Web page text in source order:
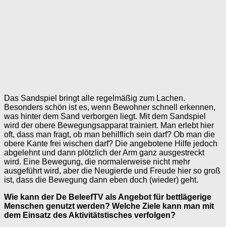
Das Sandspiel bringt alle regelmäßig zum Lachen.
Besonders schön ist es, wenn Bewohner schnell erkennen,
was hinter dem Sand verborgen liegt. Mit dem Sandspiel
wird der obere Bewegungsapparat trainiert. Man erlebt hier
oft, dass man fragt, ob man behilflich sein darf? Ob man die
obere Kante frei wischen darf? Die angebotene Hilfe jedoch
abgelehnt und dann plötzlich der Arm ganz ausgestreckt
wird. Eine Bewegung, die normalerweise nicht mehr
ausgeführt wird, aber die Neugierde und Freude hier so groß
ist, dass die Bewegung dann eben doch (wieder) geht.
Wie kann der De BeleefTV als Angebot für bettlägerige
Menschen genutzt werden? Welche Ziele kann man mit
dem Einsatz des Aktivitätstisches verfolgen?